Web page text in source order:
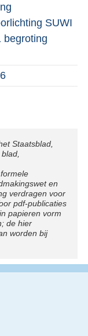
SUWI
begroting
Staatsblad,
en
verdragen voor
pdf-publicaties
papieren vorm
de hier
worden bij